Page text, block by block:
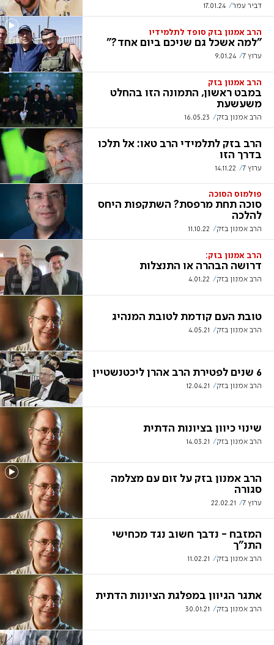
דביר עמר 17.01.24
הרב אמנון בזק סופד לתלמידיו
"למה אשכל גם שניכם ביום אחד?"
ערוץ 7 9.01.24
הרב אמנון בזק
במבט ראשון, התמונה הזו בהחלט
משעשעת
הרב אמנון בזק 16.05.23
הרב בזק לתלמידי הרב טאו: אל תלכו
בדרך הזו
ערוץ 7 14.11.22
פולמוס הסוכה
סוכה תחת מרפסת? השתקפות היחס
להלכה
הרב אמנון בזק 11.10.22
הרב אמנון בזק:
דרושה הבהרה או התנצלות
הרב אמנון בזק 4.01.22
טובת העם קודמת לטובת המנהיג
הרב אמנון בזק 4.05.21
6 שנים לפטירת הרב אהרן ליכטנשטיין
הרב אמנון בזק 12.04.21
שינוי כיוון בציונות הדתית
הרב אמנון בזק 14.03.21
הרב אמנון בזק על זום עם מצלמה
סגורה
ערוץ 7 22.02.21
המזבח - נדבך חשוב נגד מכחישי
התנ"ך
הרב אמנון בזק 11.02.21
אתגר הגיוון במפלגת הציונות הדתית
הרב אמנון בזק 30.01.21